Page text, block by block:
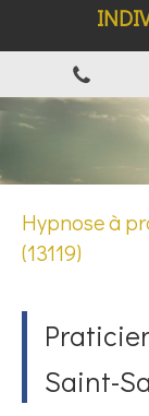
Hypnose à
(13119)
Saint-